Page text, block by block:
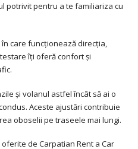
potrivit pentru a te familiariza cu
care funcționează direcția,
îți oferă confort și
și volanul astfel încât să ai o
Aceste ajustări contribuie
oboselii pe traseele mai lungi.
de Carpatian Rent a Car